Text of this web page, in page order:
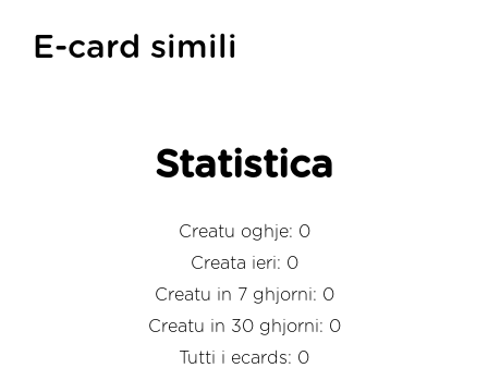
E-card simili
Statistica
Creatu oghje: 0
Creata ieri: 0
Creatu in 7 ghjorni: 0
Creatu in 30 ghjorni: 0
Tutti i ecards: 0